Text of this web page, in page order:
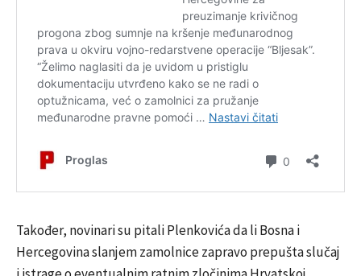
Također, novinari su pitali Plenkovića da li Bosna i
Hercegovina slanjem zamolnice zapravo prepušta slučaj